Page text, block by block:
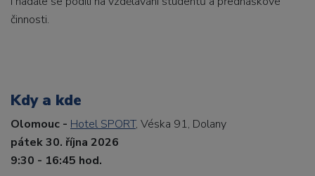
činnosti.
Kdy a kde
Olomouc - Hotel SPORT, Véska 91, Dolany
pátek 30. října 2026
9:30 - 16:45 hod.